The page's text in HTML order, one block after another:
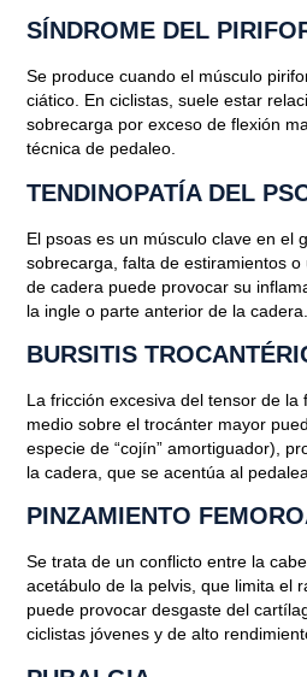
LESIONES DE
Julio 13,
SÍNDROME DEL
Se produce cuando el músculo
ciático. En ciclistas, suele estar
sobrecarga por exceso de flexión
técnica de pedaleo.
TENDINOPATÍA DEL
El psoas es un músculo clave en el
sobrecarga, falta de estiramientos
de cadera puede provocar su
la ingle o parte anterior de la cadera.
BURSITIS
La fricción excesiva del tensor de la
medio sobre el trocánter mayor
especie de “cojín” amortiguador),
la cadera, que se acentúa al
PINZAMIENTO
Se trata de un conflicto entre la
acetábulo de la pelvis, que limita el
puede provocar desgaste del
ciclistas jóvenes y de alto